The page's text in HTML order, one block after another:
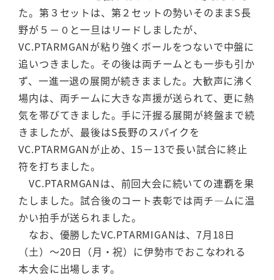
た。第３セットは、第２セットの勢いそのままS長
野が５－０と一旦はリードしましたが、
VC.PTARMGANが粘り強くボールをつないで中盤に
追いつきました。その後は両チームとも一歩も引か
ず、一進一退の展開が続きまました。大歓声に沸く
場内は、両チームに大きな声援が送られて、更に熱
気を帯びてきました。手に汗握る展開が終盤まで続
きましたが、最後はS長野のスパイクを
VC.PTARMGANが止め、15－13で長い試合に終止
符を打ちました。
VC.PTARMGANは、前回大会に続いての連覇を果
たしました。試合後のコート表彰では両チ―ムに温
かい拍手が送られました。
なお、優勝したVC.PTARMIGANは、7月18日
（土）～20日（月・祝）に伊勢市でおこなわれる
本大会に出場します。